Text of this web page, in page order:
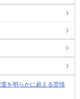
度を明らかに超える苦情